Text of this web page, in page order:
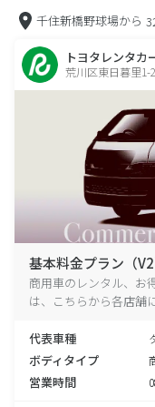
千住新橋野球場から
トヨタレンタカ
荒川区東日暮里1-
基本料金プラン（V2
商用車のレンタル、お
は、こちらから各店舗
代表車種
ボディタイプ
営業時間